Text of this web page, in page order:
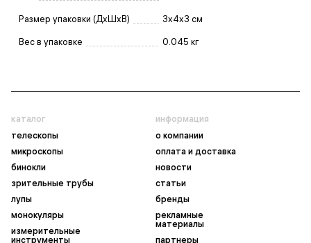
Размер упаковки (ДxШxВ) 3x4x3 см
Вес в упаковке 0.045 кг
каталог
телескопы
микроскопы
бинокли
зрительные трубы
лупы
монокуляры
измерительные
инструменты
информация
о компании
оплата и доставка
новости
статьи
бренды
рекламные
материалы
партнеры